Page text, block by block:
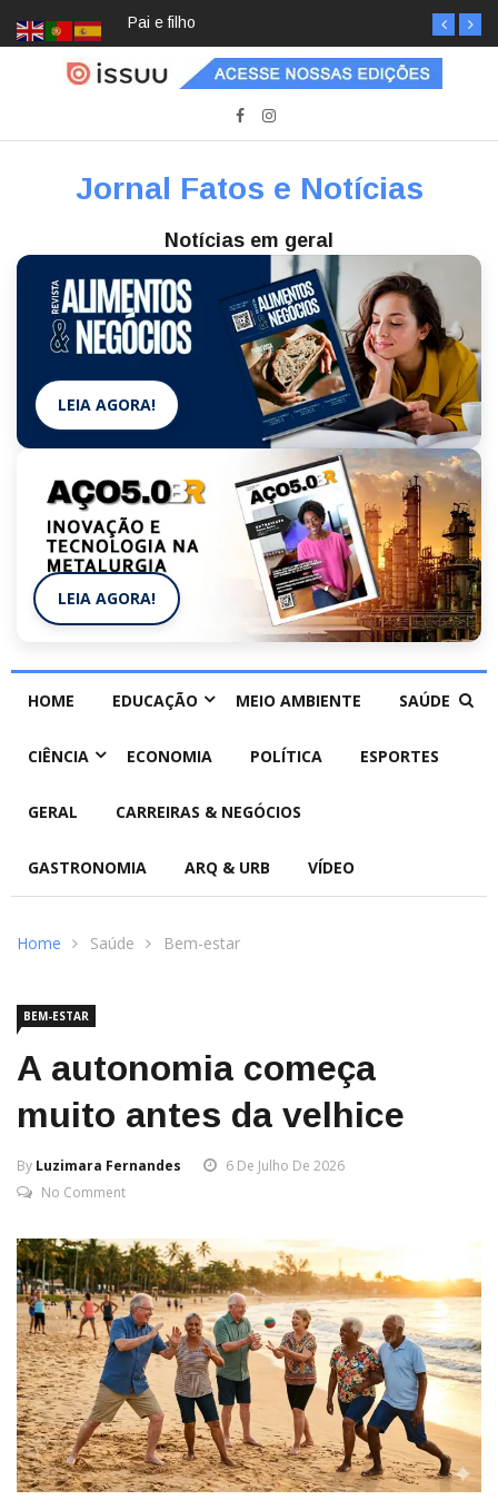
Pai e filho
Jornal Fatos e Notícias
Notícias em geral
LEIA AGORA!
LEIA AGORA!
HOME EDUCAÇÃO MEIO AMBIENTE SAÚDE
CIÊNCIA ECONOMIA POLÍTICA ESPORTES
GERAL CARREIRAS & NEGÓCIOS
GASTRONOMIA ARQ & URB VÍDEO
Home Saúde Bem-estar
BEM-ESTAR
A autonomia começa
muito antes da velhice
By Luzimara Fernandes
6 De Julho De 2026
No Comment